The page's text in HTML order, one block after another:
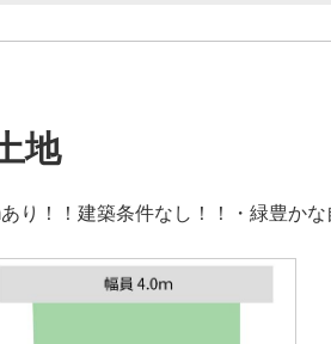
地
り！！建築条件なし！！・緑豊か